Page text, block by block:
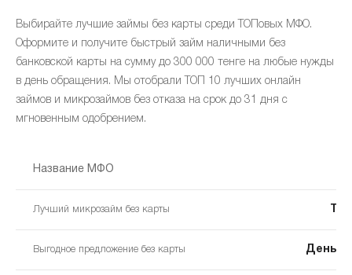
Выбирайте лучшие займы без карты среди ТОПовых МФО.
Оформите и получите быстрый займ наличными без
банковской карты на сумму до 300 000 тенге на любые нужды
в день обращения. Мы отобрали ТОП 10 лучших онлайн
займов и микрозаймов без отказа на срок до 31 дня с
мгновенным одобрением.
Название МФО
Лучший микрозайм без карты
Выгодное предложение без карты